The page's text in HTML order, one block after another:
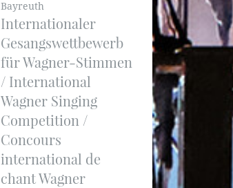
Bayreuth
Internationaler
Gesangswettbewerb
für Wagner-Stimmen
/ International
Wagner Singing
Competition /
Concours
international de
chant Wagner